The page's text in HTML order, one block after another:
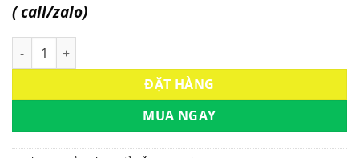
( call/zalo)
Cửa Nhựa Gỗ Composite Mẫu: KD.08 số lượng
ĐẶT HÀNG
MUA NGAY